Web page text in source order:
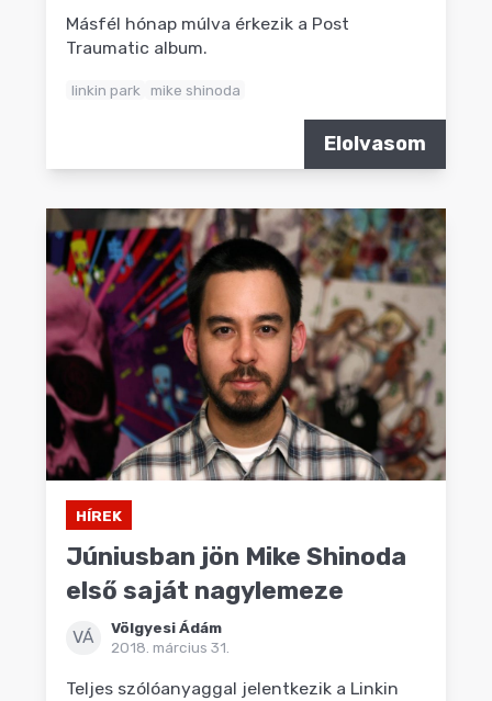
Másfél hónap múlva érkezik a Post
Traumatic album.
linkin park mike shinoda
Elolvasom
HÍREK
Júniusban jön Mike Shinoda
első saját nagylemeze
VÁ
Völgyesi Ádám
2018. március 31.
Teljes szólóanyaggal jelentkezik a Linkin